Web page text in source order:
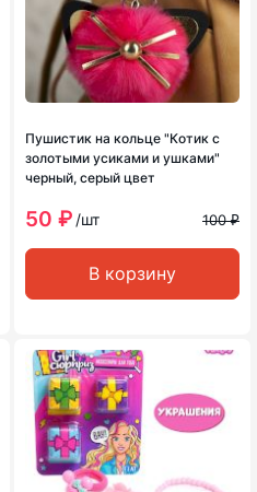
Пушистик на кольце "Котик с
золотыми усиками и ушками"
черный, серый цвет
50 ₽ /шт 100 ₽
В корзину